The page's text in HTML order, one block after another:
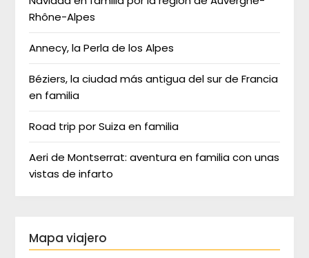
Rhône-Alpes
Annecy, la Perla de los Alpes
Béziers, la ciudad más antigua del sur de Francia
en familia
Road trip por Suiza en familia
Aeri de Montserrat: aventura en familia con unas
vistas de infarto
Mapa viajero